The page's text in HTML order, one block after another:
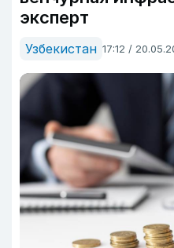
эксперт
Узбекистан 17:12 /